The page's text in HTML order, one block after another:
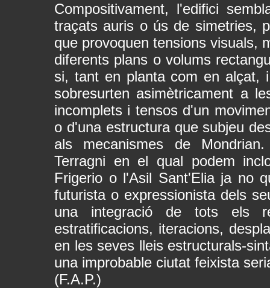
Compositivament, l'edifici
traçats auris o ús de simetries,
que provoquen tensions visuals,
diferents plans o volums
si, tant en planta com en alçat,
sobresurten asimètricament a
incomplets i tensos d'un
o d'una estructura que subjeu
als mecanismes de
Terragni en el qual podem
Frigerio o l'Asil Sant'Elia ja no
futurista o expressionista dels
una integració de tots els
estratificacions, iteracions,
en les seves lleis estructurals-
una improbable ciutat feixista
(F.A.P.)